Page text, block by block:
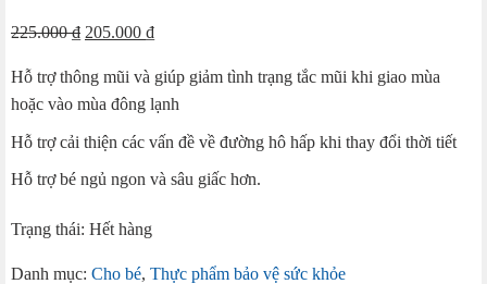
225.000₫ Giá
là:
225.000 ₫.
205.000 ₫Giá
tại
là:
205.000 ₫.
Hỗ trợ thông mũi và giúp giảm tình trạng tắc mũi khi giao mùa
hoặc vào mùa đông lạnh
Hỗ trợ cải thiện các vấn đề về đường hô hấp khi thay đổi thời tiết
Hỗ trợ bé ngủ ngon và sâu giấc hơn.
Trạng thái: Hết hàng
Danh mục: Cho bé, Thực phẩm bảo vệ sức khỏe